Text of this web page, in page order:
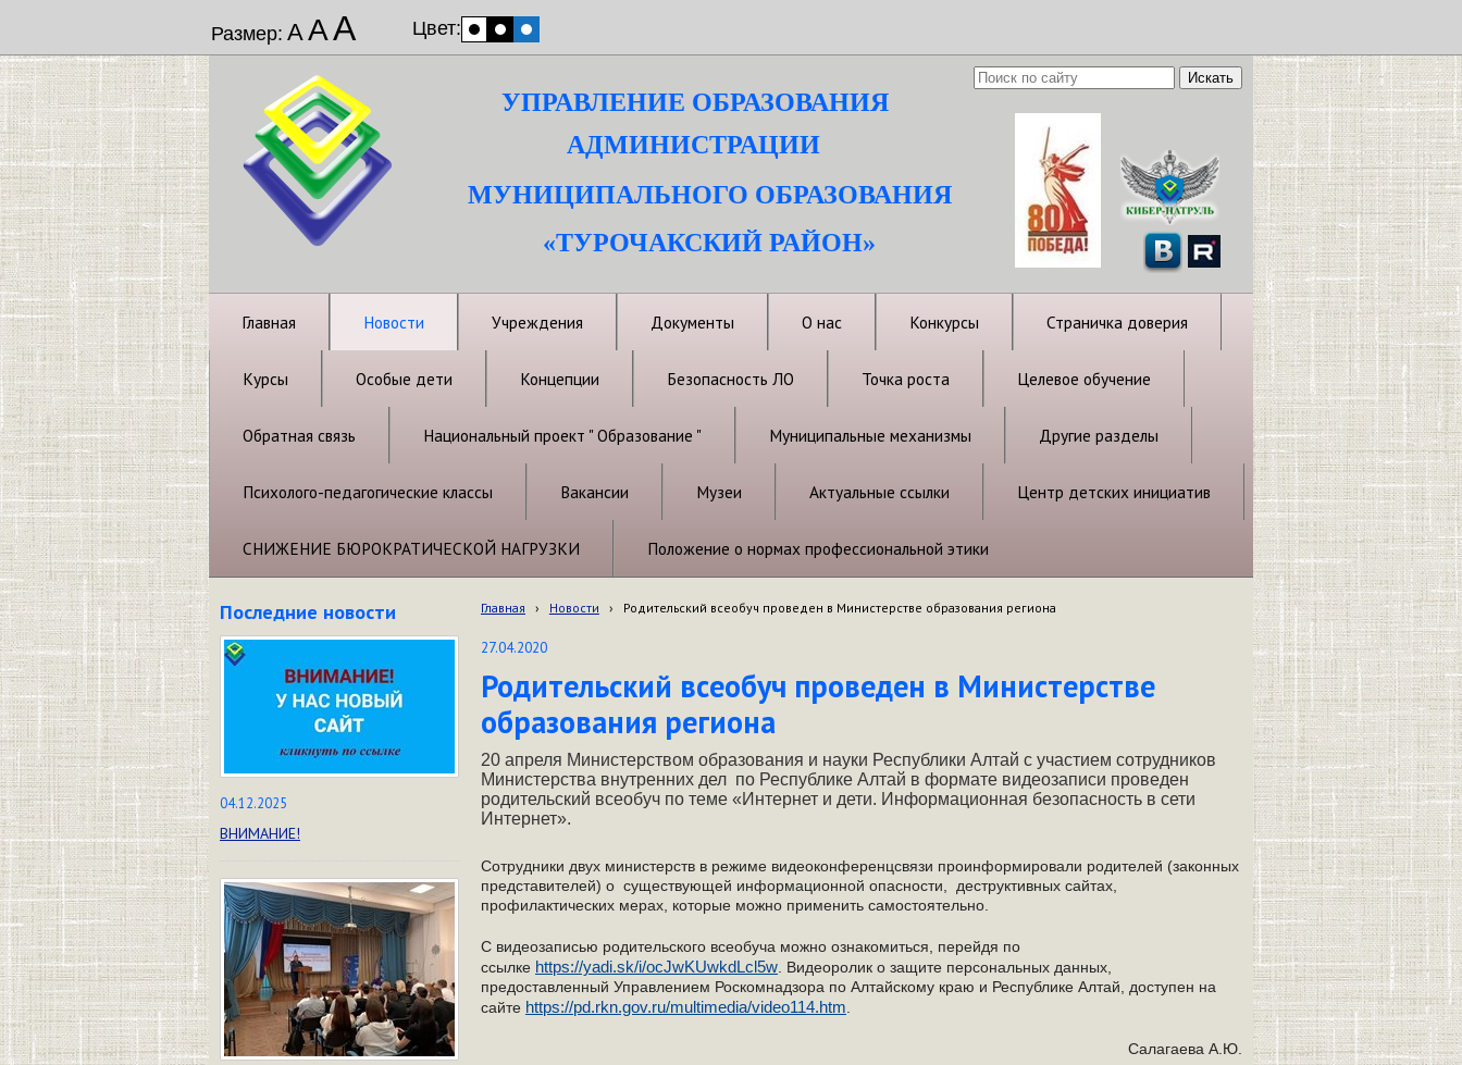
Размер: ААА Цвет:
УПРАВЛЕНИЕ ОБРАЗОВАНИЯ
АДМИНИСТРАЦИИ
МУНИЦИПАЛЬНОГО ОБРАЗОВАНИЯ
«ТУРОЧАКСКИЙ РАЙОН»
Главная Новости Учреждения Документы О нас Конкурсы Страничка доверия
Курсы Особые дети Концепции Безопасность ЛО Точка роста Целевое обучение
Обратная связь Национальный проект " Образование " Муниципальные механизмы Другие разделы
Психолого-педагогические классы Вакансии Музеи Актуальные ссылки Центр детских инициатив
СНИЖЕНИЕ БЮРОКРАТИЧЕСКОЙ НАГРУЗКИ Положение о нормах профессиональной этики
Последние новости
04.12.2025
ВНИМАНИЕ!
Главная › Новости › Родительский всеобуч проведен в Министерстве образования региона
27.04.2020
Родительский всеобуч проведен в Министерстве
образования региона
20 апреля Министерством образования и науки Республики Алтай с участием сотрудников
Министерства внутренних дел по Республике Алтай в формате видеозаписи проведен
родительский всеобуч по теме «Интернет и дети. Информационная безопасность в сети
Интернет».
Сотрудники двух министерств в режиме видеоконференцсвязи проинформировали родителей (законных
представителей) о существующей информационной опасности, деструктивных сайтах,
профилактических мерах, которые можно применить самостоятельно.
С видеозаписью родительского всеобуча можно ознакомиться, перейдя по
ссылке https://yadi.sk/i/ocJwKUwkdLcl5w . Видеоролик о защите персональных данных,
предоставленный Управлением Роскомнадзора по Алтайскому краю и Республике Алтай, доступен на
сайте https://pd.rkn.gov.ru/multimedia/video114.htm
Салагаева А.Ю.